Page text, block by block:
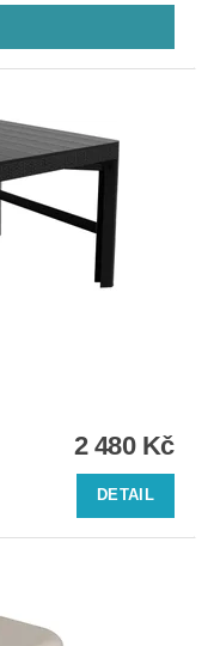
2 480 Kč
DETAIL